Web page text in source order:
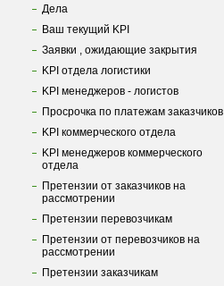
Дела
Ваш текущий KPI
Заявки , ожидающие закрытия
KPI отдела логистики
KPI менеджеров - логистов
Просрочка по платежам заказчиков
KPI коммерческого отдела
KPI менеджеров коммерческого
отдела
Претензии от заказчиков на
рассмотрении
Претензии перевозчикам
Претензии от перевозчиков на
рассмотрении
Претензии заказчикам